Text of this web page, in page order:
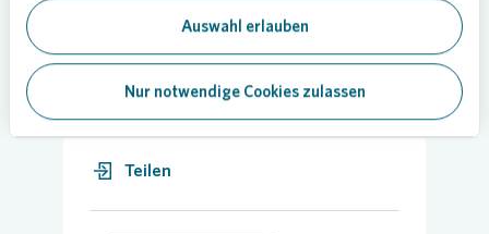
Auswahl erlauben
Nur notwendige Cookies zulassen
08.06.2023
Teilen